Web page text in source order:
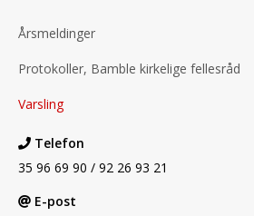
Årsmeldinger
Protokoller, Bamble kirkelige fellesråd
Varsling
Telefon
35 96 69 90 / 92 26 93 21
E-post